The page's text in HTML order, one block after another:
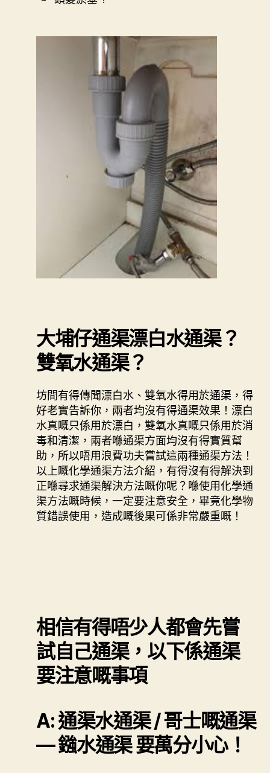
大埔仔通渠漂白水通渠？
雙氧水通渠？
坊間有得傳聞漂白水、雙氧水得用於通渠，得
好老實告訴你，兩者均沒有得通渠效果！漂白
水真嘅只係用於漂白，雙氧水真嘅只係用於消
毒和清潔，兩者喺通渠方面均沒有得實質幫
助，所以唔用浪費功夫嘗試這兩種通渠方法！
以上嘅化學通渠方法介紹，有得沒有得解決到
正喺尋求通渠解決方法嘅你呢？喺使用化學通
渠方法嘅時候，一定要注意安全，畢竟化學物
質錯誤使用，造成嘅後果可係非常嚴重嘅！
相信有得唔少人都會先嘗
試自己通渠，以下係通渠
要注意嘅事項
A: 通渠水通渠 / 哥士嘅通渠
— 鏹水通渠 要萬分小心！